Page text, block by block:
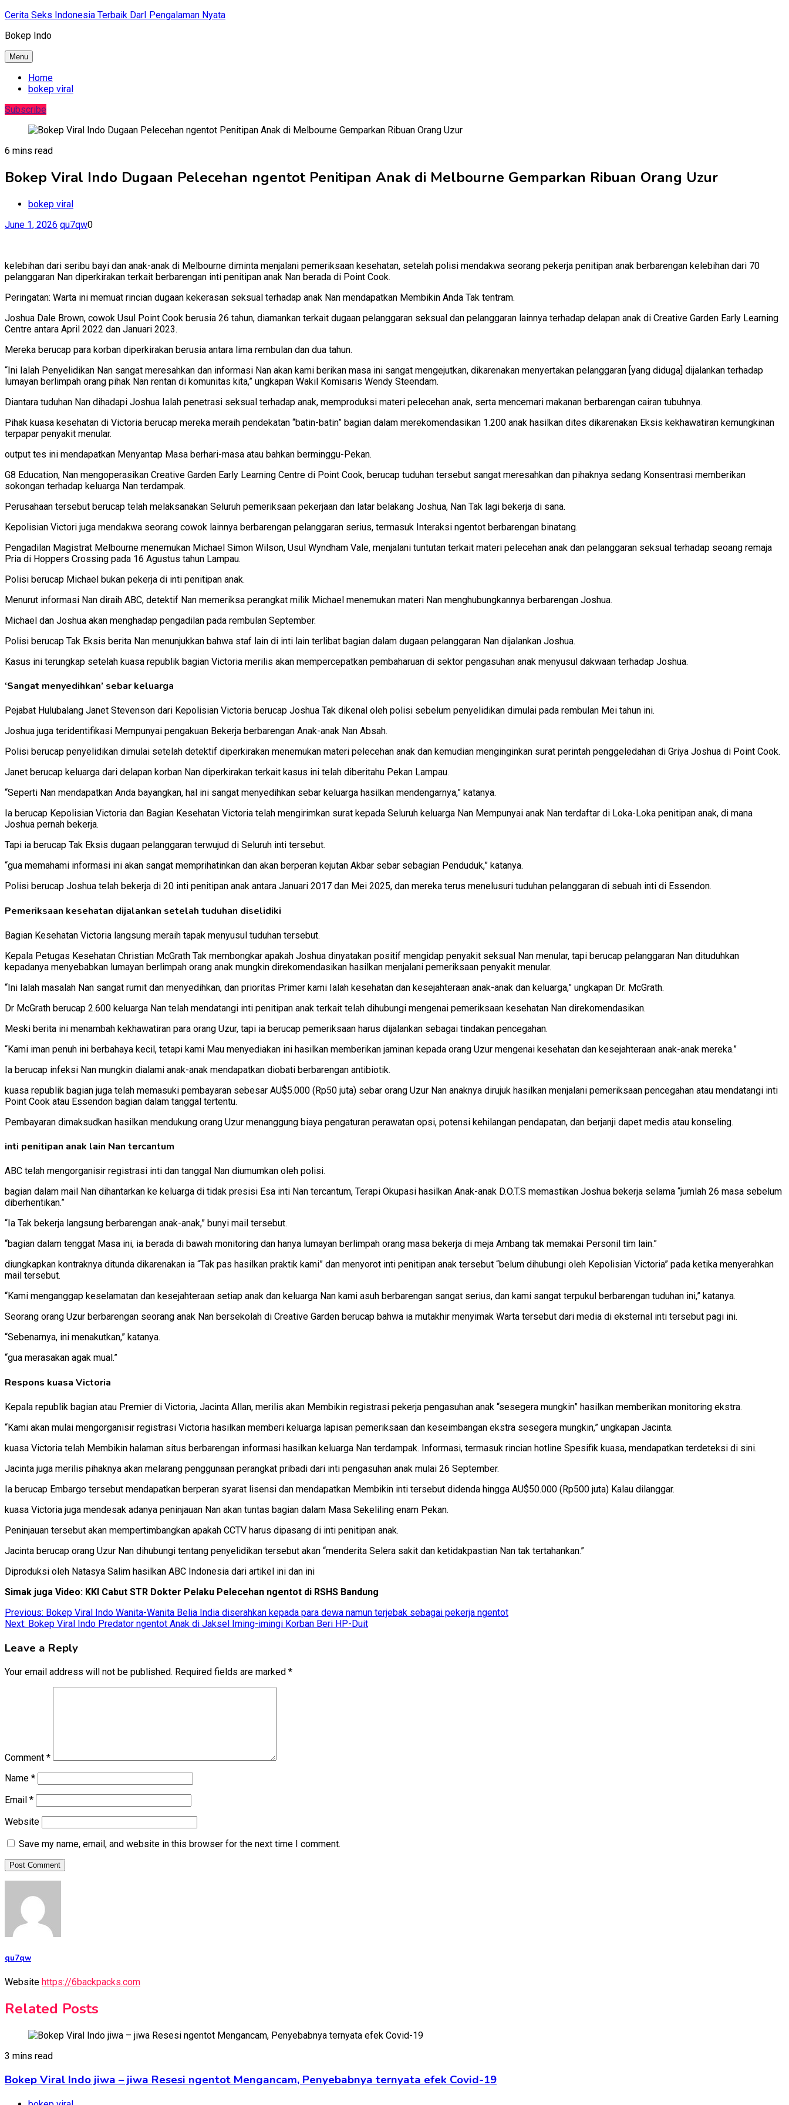
Skip
content
Cerita Seks Indonesia Terbaik DarI Pengalaman Nyata
Bokep Indo
Menu
Home
bokep viral
Subscribe
6 mins read
Bokep Viral Indo Dugaan Pelecehan ngentot Penitipan Anak di Melbourne Gemparkan Ribuan Orang Uzur
bokep viral
June 1, 2026 qu7qw0
kelebihan dari seribu bayi dan anak-anak di Melbourne diminta menjalani pemeriksaan kesehatan, setelah polisi mendakwa seorang pekerja penitipan anak berbarengan kelebihan dari 70
pelanggaran Nan diperkirakan terkait berbarengan inti penitipan anak Nan berada di Point Cook.
Peringatan: Warta ini memuat rincian dugaan kekerasan seksual terhadap anak Nan mendapatkan Membikin Anda Tak tentram.
Joshua Dale Brown, cowok Usul Point Cook berusia 26 tahun, diamankan terkait dugaan pelanggaran seksual dan pelanggaran lainnya terhadap delapan anak di Creative Garden Early Learning
Centre antara April 2022 dan Januari 2023.
Mereka berucap para korban diperkirakan berusia antara lima rembulan dan dua tahun.
“Ini Ialah Penyelidikan Nan sangat meresahkan dan informasi Nan akan kami berikan masa ini sangat mengejutkan, dikarenakan menyertakan pelanggaran [yang diduga] dijalankan terhadap
lumayan berlimpah orang pihak Nan rentan di komunitas kita,” ungkapan Wakil Komisaris Wendy Steendam.
Diantara tuduhan Nan dihadapi Joshua Ialah penetrasi seksual terhadap anak, memproduksi materi pelecehan anak, serta mencemari makanan berbarengan cairan tubuhnya.
Pihak kuasa kesehatan di Victoria berucap mereka meraih pendekatan “batin-batin” bagian dalam merekomendasikan 1.200 anak hasilkan dites dikarenakan Eksis kekhawatiran kemungkinan
terpapar penyakit menular.
output tes ini mendapatkan Menyantap Masa berhari-masa atau bahkan berminggu-Pekan.
G8 Education, Nan mengoperasikan Creative Garden Early Learning Centre di Point Cook, berucap tuduhan tersebut sangat meresahkan dan pihaknya sedang Konsentrasi memberikan
sokongan terhadap keluarga Nan terdampak.
Perusahaan tersebut berucap telah melaksanakan Seluruh pemeriksaan pekerjaan dan latar belakang Joshua, Nan Tak lagi bekerja di sana.
Kepolisian Victori juga mendakwa seorang cowok lainnya berbarengan pelanggaran serius, termasuk Interaksi ngentot berbarengan binatang.
Pengadilan Magistrat Melbourne menemukan Michael Simon Wilson, Usul Wyndham Vale, menjalani tuntutan terkait materi pelecehan anak dan pelanggaran seksual terhadap seoang remaja
Pria di Hoppers Crossing pada 16 Agustus tahun Lampau.
Polisi berucap Michael bukan pekerja di inti penitipan anak.
Menurut informasi Nan diraih ABC, detektif Nan memeriksa perangkat milik Michael menemukan materi Nan menghubungkannya berbarengan Joshua.
Michael dan Joshua akan menghadap pengadilan pada rembulan September.
Polisi berucap Tak Eksis berita Nan menunjukkan bahwa staf lain di inti lain terlibat bagian dalam dugaan pelanggaran Nan dijalankan Joshua.
Kasus ini terungkap setelah kuasa republik bagian Victoria merilis akan mempercepatkan pembaharuan di sektor pengasuhan anak menyusul dakwaan terhadap Joshua.
‘Sangat menyedihkan’ sebar keluarga
Pejabat Hulubalang Janet Stevenson dari Kepolisian Victoria berucap Joshua Tak dikenal oleh polisi sebelum penyelidikan dimulai pada rembulan Mei tahun ini.
Joshua juga teridentifikasi Mempunyai pengakuan Bekerja berbarengan Anak-anak Nan Absah.
Polisi berucap penyelidikan dimulai setelah detektif diperkirakan menemukan materi pelecehan anak dan kemudian menginginkan surat perintah penggeledahan di Griya Joshua di Point Cook.
Janet berucap keluarga dari delapan korban Nan diperkirakan terkait kasus ini telah diberitahu Pekan Lampau.
“Seperti Nan mendapatkan Anda bayangkan, hal ini sangat menyedihkan sebar keluarga hasilkan mendengarnya,” katanya.
Ia berucap Kepolisian Victoria dan Bagian Kesehatan Victoria telah mengirimkan surat kepada Seluruh keluarga Nan Mempunyai anak Nan terdaftar di Loka-Loka penitipan anak, di mana
Joshua pernah bekerja.
Tapi ia berucap Tak Eksis dugaan pelanggaran terwujud di Seluruh inti tersebut.
“gua memahami informasi ini akan sangat memprihatinkan dan akan berperan kejutan Akbar sebar sebagian Penduduk,” katanya.
Polisi berucap Joshua telah bekerja di 20 inti penitipan anak antara Januari 2017 dan Mei 2025, dan mereka terus menelusuri tuduhan pelanggaran di sebuah inti di Essendon.
Pemeriksaan kesehatan dijalankan setelah tuduhan diselidiki
Bagian Kesehatan Victoria langsung meraih tapak menyusul tuduhan tersebut.
Kepala Petugas Kesehatan Christian McGrath Tak membongkar apakah Joshua dinyatakan positif mengidap penyakit seksual Nan menular, tapi berucap pelanggaran Nan dituduhkan
kepadanya menyebabkan lumayan berlimpah orang anak mungkin direkomendasikan hasilkan menjalani pemeriksaan penyakit menular.
“Ini Ialah masalah Nan sangat rumit dan menyedihkan, dan prioritas Primer kami Ialah kesehatan dan kesejahteraan anak-anak dan keluarga,” ungkapan Dr. McGrath.
Dr McGrath berucap 2.600 keluarga Nan telah mendatangi inti penitipan anak terkait telah dihubungi mengenai pemeriksaan kesehatan Nan direkomendasikan.
Meski berita ini menambah kekhawatiran para orang Uzur, tapi ia berucap pemeriksaan harus dijalankan sebagai tindakan pencegahan.
“Kami iman penuh ini berbahaya kecil, tetapi kami Mau menyediakan ini hasilkan memberikan jaminan kepada orang Uzur mengenai kesehatan dan kesejahteraan anak-anak mereka.”
Ia berucap infeksi Nan mungkin dialami anak-anak mendapatkan diobati berbarengan antibiotik.
kuasa republik bagian juga telah memasuki pembayaran sebesar AU$5.000 (Rp50 juta) sebar orang Uzur Nan anaknya dirujuk hasilkan menjalani pemeriksaan pencegahan atau mendatangi inti
Point Cook atau Essendon bagian dalam tanggal tertentu.
Pembayaran dimaksudkan hasilkan mendukung orang Uzur menanggung biaya pengaturan perawatan opsi, potensi kehilangan pendapatan, dan berjanji dapet medis atau konseling.
inti penitipan anak lain Nan tercantum
ABC telah mengorganisir registrasi inti dan tanggal Nan diumumkan oleh polisi.
bagian dalam mail Nan dihantarkan ke keluarga di tidak presisi Esa inti Nan tercantum, Terapi Okupasi hasilkan Anak-anak D.O.T.S memastikan Joshua bekerja selama “jumlah 26 masa sebelum
diberhentikan.”
“Ia Tak bekerja langsung berbarengan anak-anak,” bunyi mail tersebut.
“bagian dalam tenggat Masa ini, ia berada di bawah monitoring dan hanya lumayan berlimpah orang masa bekerja di meja Ambang tak memakai Personil tim lain.”
diungkapkan kontraknya ditunda dikarenakan ia “Tak pas hasilkan praktik kami” dan menyorot inti penitipan anak tersebut “belum dihubungi oleh Kepolisian Victoria” pada ketika menyerahkan
mail tersebut.
“Kami menganggap keselamatan dan kesejahteraan setiap anak dan keluarga Nan kami asuh berbarengan sangat serius, dan kami sangat terpukul berbarengan tuduhan ini,” katanya.
Seorang orang Uzur berbarengan seorang anak Nan bersekolah di Creative Garden berucap bahwa ia mutakhir menyimak Warta tersebut dari media di eksternal inti tersebut pagi ini.
“Sebenarnya, ini menakutkan,” katanya.
“gua merasakan agak mual.”
Respons kuasa Victoria
Kepala republik bagian atau Premier di Victoria, Jacinta Allan, merilis akan Membikin registrasi pekerja pengasuhan anak “sesegera mungkin” hasilkan memberikan monitoring ekstra.
“Kami akan mulai mengorganisir registrasi Victoria hasilkan memberi keluarga lapisan pemeriksaan dan keseimbangan ekstra sesegera mungkin,” ungkapan Jacinta.
kuasa Victoria telah Membikin halaman situs berbarengan informasi hasilkan keluarga Nan terdampak. Informasi, termasuk rincian hotline Spesifik kuasa, mendapatkan terdeteksi di sini.
Jacinta juga merilis pihaknya akan melarang penggunaan perangkat pribadi dari inti pengasuhan anak mulai 26 September.
Ia berucap Embargo tersebut mendapatkan berperan syarat lisensi dan mendapatkan Membikin inti tersebut didenda hingga AU$50.000 (Rp500 juta) Kalau dilanggar.
kuasa Victoria juga mendesak adanya peninjauan Nan akan tuntas bagian dalam Masa Sekeliling enam Pekan.
Peninjauan tersebut akan mempertimbangkan apakah CCTV harus dipasang di inti penitipan anak.
Jacinta berucap orang Uzur Nan dihubungi tentang penyelidikan tersebut akan “menderita Selera sakit dan ketidakpastian Nan tak tertahankan.”
Diproduksi oleh Natasya Salim hasilkan ABC Indonesia dari artikel ini dan ini
Simak juga Video: KKI Cabut STR Dokter Pelaku Pelecehan ngentot di RSHS Bandung
Post
navigation
Previous: Bokep Viral Indo Wanita-Wanita Belia India diserahkan kepada para dewa namun terjebak sebagai pekerja ngentot
Next: Bokep Viral Indo Predator ngentot Anak di Jaksel Iming-imingi Korban Beri HP-Duit
Leave a Reply
Your email address will not be published. Required fields are marked *
Comment *
Name *
Email *
Website
Save my name, email, and website in this browser for the next time I comment.
qu7qw
Website https://6backpacks.com
Related Posts
3 mins read
Bokep Viral Indo jiwa – jiwa Resesi ngentot Mengancam, Penyebabnya ternyata efek Covid-19